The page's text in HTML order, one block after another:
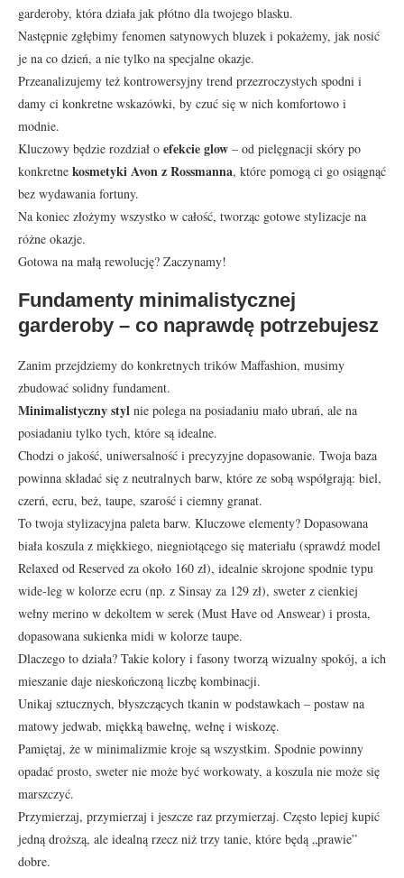
garderoby, która działa jak płótno dla twojego blasku.
Następnie zgłębimy fenomen satynowych bluzek i pokażemy, jak nosić
je na co dzień, a nie tylko na specjalne okazje.
Przeanalizujemy też kontrowersyjny trend przezroczystych spodni i
damy ci konkretne wskazówki, by czuć się w nich komfortowo i
modnie.
Kluczowy będzie rozdział o efekcie glow – od pielęgnacji skóry po
konkretne kosmetyki Avon z Rossmanna, które pomogą ci go osiągnąć
bez wydawania fortuny.
Na koniec złożymy wszystko w całość, tworząc gotowe stylizacje na
różne okazje.
Gotowa na małą rewolucję? Zaczynamy!
Fundamenty minimalistycznej
garderoby – co naprawdę potrzebujesz
Zanim przejdziemy do konkretnych trików Maffashion, musimy
zbudować solidny fundament.
Minimalistyczny styl nie polega na posiadaniu mało ubrań, ale na
posiadaniu tylko tych, które są idealne.
Chodzi o jakość, uniwersalność i precyzyjne dopasowanie. Twoja baza
powinna składać się z neutralnych barw, które ze sobą współgrają: biel,
czerń, ecru, beż, taupe, szarość i ciemny granat.
To twoja stylizacyjna paleta barw. Kluczowe elementy? Dopasowana
biała koszula z miękkiego, niegniotącego się materiału (sprawdź model
Relaxed od Reserved za około 160 zł), idealnie skrojone spodnie typu
wide-leg w kolorze ecru (np. z Sinsay za 129 zł), sweter z cienkiej
wełny merino w dekoltem w serek (Must Have od Answear) i prosta,
dopasowana sukienka midi w kolorze taupe.
Dlaczego to działa? Takie kolory i fasony tworzą wizualny spokój, a ich
mieszanie daje nieskończoną liczbę kombinacji.
Unikaj sztucznych, błyszczących tkanin w podstawkach – postaw na
matowy jedwab, miękką bawełnę, wełnę i wiskozę.
Pamiętaj, że w minimalizmie kroje są wszystkim. Spodnie powinny
opadać prosto, sweter nie może być workowaty, a koszula nie może się
marszczyć.
Przymierzaj, przymierzaj i jeszcze raz przymierzaj. Często lepiej kupić
jedną droższą, ale idealną rzecz niż trzy tanie, które będą „prawie”
dobre.